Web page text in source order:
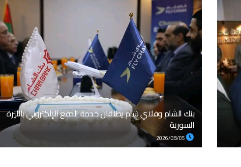
بنك الشام وفلاي شام يطلقان خدمة الدفع الإلكتروني بالليرة
السورية